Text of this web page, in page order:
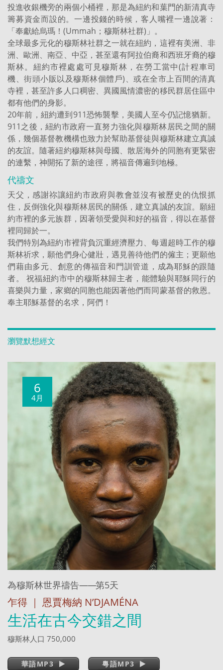
投進收銀機旁的兩個小桶裡，那是為紐約和葉門的新清真寺
籌募資金而設的。一邊投錢的時候，客人嘴裡一邊說著：
「奉獻給烏瑪！(Ummah；穆斯林社群)」。
全球最多元化的穆斯林社群之一就在紐約，這裡有美洲、非
洲、歐洲、南亞、中亞，甚至還有阿拉伯裔和西班牙裔的穆
斯林。紐約市裡處處可見穆斯林，在勞工當中(計程車司
機、街頭小販以及穆斯林個體戶)、或在全市上百間的清真
寺裡，甚至許多人口稠密、異國風情濃密的移民群居住區中
都有他們的身影。
20年前，紐約遭到911恐怖襲擊，美國人至今仍記憶猶新。
911之後，紐約市政府一直努力強化與穆斯林居民之間的關
係，幾個基督教機構也致力於幫助基督徒與穆斯林建立真誠
的友誼。隨著紐約穆斯林與母國、散居海外的同胞有更緊密
的連繫，神開拓了新的途徑，將福音傳遍到地極。
代禱文
天父，感謝祢讓紐約市政府與教會並沒有被歷史的仇恨抓
住，反倒強化與穆斯林居民的關係，建立真誠的友誼。願紐
約市裡的多元族群，因著領受愛與和好的福音，得以在基督
裡同歸於一。
我們特別為紐約市裡背負沉重經濟壓力、每週超時工作的穆
斯林祈求，願他們身心健壯，遇見善待他們的僱主；更願他
們藉由多元、創意的傳福音和門訓管道，成為耶穌的跟隨
者。 祝福紐約市中的穆斯林歸主者，能體驗與耶穌同行的
喜樂與力量，家鄉的同胞也能因著他們而同蒙基督的救恩。
奉主耶穌基督的名求，阿們！
瀏覽默想經文
為穆斯林世界禱告——第5天
乍得 ｜ 恩賈梅納 N’DJAMÉNA
生活在古今交錯之間
穆斯林人口 750,000
6
4月
華語MP3 粵語MP3